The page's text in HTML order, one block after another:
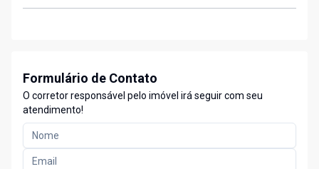
Formulário de Contato
O corretor responsável pelo imóvel irá seguir com seu
atendimento!